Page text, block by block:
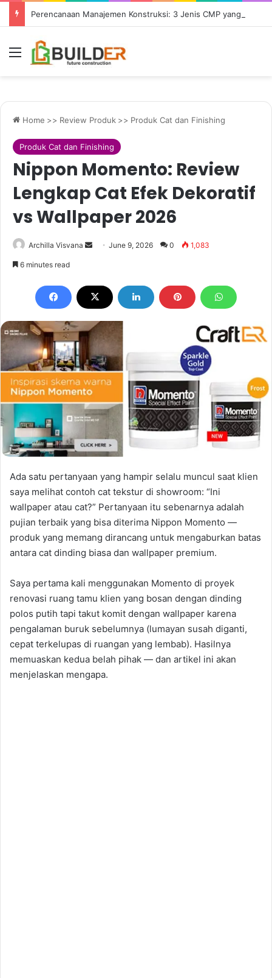
Menu
Home >> Review Produk >> Produk Cat dan Finishing
Produk Cat dan Finishing
Nippon Momento: Review
Lengkap Cat Efek Dekoratif
vs Wallpaper 2026
Archilla Visvana
SendJune 9, 2026 0 1,083
6 minutes read
Ada satu pertanyaan yang hampir selalu muncul saat klien
saya melihat contoh cat tekstur di showroom: “Ini
wallpaper atau cat?” Pertanyaan itu sebenarnya adalah
pujian terbaik yang bisa diterima Nippon Momento —
produk yang memang dirancang untuk mengaburkan batas
antara cat dinding biasa dan wallpaper premium.
Saya pertama kali menggunakan Momento di proyek
renovasi ruang tamu klien yang bosan dengan dinding
polos putih tapi takut komit dengan wallpaper karena
pengalaman buruk sebelumnya (lumayan susah diganti,
cepat terkelupas di ruangan yang lembab). Hasilnya
memuaskan kedua belah pihak — dan artikel ini akan
menjelaskan mengapa.